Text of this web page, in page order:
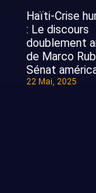
Haïti-Crise
: Le discours
doublement
de Marco
Sénat
22 Mai, 2025